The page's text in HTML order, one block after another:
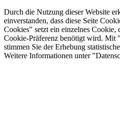
Durch die Nutzung dieser Website
einverstanden, dass diese Seite
Cookies" setzt ein einzelnes Cookie,
Cookie-Präferenz benötigt wird. Mit
stimmen Sie der Erhebung
Weitere Informationen unter